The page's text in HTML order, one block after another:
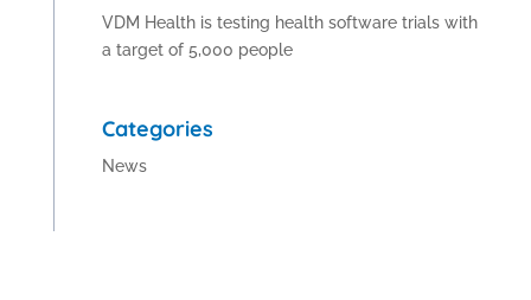
VDM Health is testing health software trials with
a target of 5,000 people
Categories
News